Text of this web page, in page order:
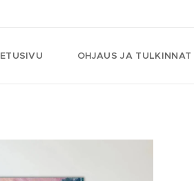
ETUSIVU OHJAUS JA TULKINNAT